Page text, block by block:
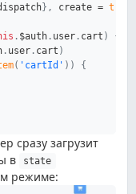
} , create = true
. $auth . user . cart )
{
. user . cart )
( 'cartId' ) )
{
сразу загрузит
в state
режиме: